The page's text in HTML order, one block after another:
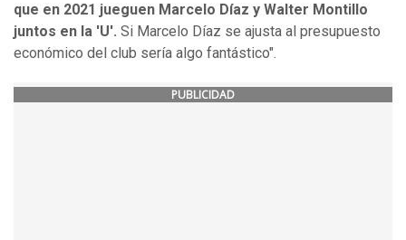
que en 2021 jueguen Marcelo Díaz y Walter Montillo
juntos en la 'U'. Si Marcelo Díaz se ajusta al presupuesto
económico del club sería algo fantástico".
PUBLICIDAD